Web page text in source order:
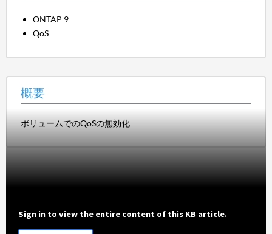
ONTAP 9
QoS
概要
ボリュームでのQoSの無効化
Sign in to view the entire content of this KB article.